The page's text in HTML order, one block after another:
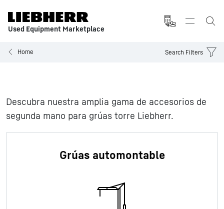
Used Equipment Marketplace
Home Search Filters
Descubra nuestra amplia gama de accesorios de
segunda mano para grúas torre Liebherr.
Grúas automontable